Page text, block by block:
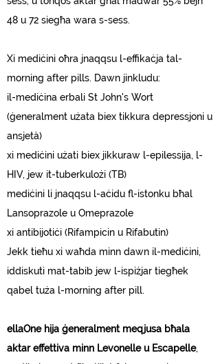
48 u 72 siegħa wara s-sess.
Xi mediċini oħra jnaqqsu l-effikaċja tal-
morning after pills. Dawn jinkludu:
il-mediċina erbali St John's Wort
(ġeneralment użata biex tikkura depressjoni u
ansjetà)
xi mediċini użati biex jikkuraw l-epilessija, l-
HIV, jew it-tuberkulożi (TB)
mediċini li jnaqqsu l-aċidu fl-istonku bħal
Lansoprazole u Omeprazole
xi antibijotiċi (Rifampicin u Rifabutin)
Jekk tieħu xi waħda minn dawn il-mediċini,
iddiskuti mat-tabib jew l-ispiżjar tiegħek
qabel tuża l-morning after pill.
ellaOne hija ġeneralment meqjusa bħala
aktar effettiva minn Levonelle u Escapelle,